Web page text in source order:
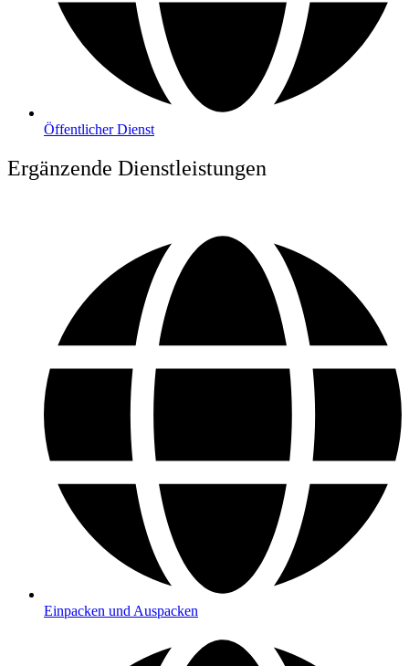
Öffentlicher Dienst
Ergänzende Dienstleistungen
Einpacken und Auspacken